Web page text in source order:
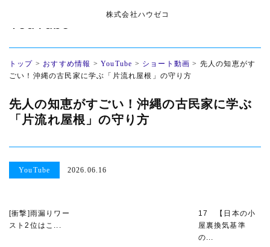
株式会社ハウゼコ
トップ > おすすめ情報 >YouTube > ショート動画 > 先人の知恵がす
ごい！沖縄の古民家に学ぶ「片流れ屋根」の守り方
先人の知恵がすごい！沖縄の古民家に学ぶ
「片流れ屋根」の守り方
YouTube 2026.06.16
[衝撃]雨漏りワー
スト2位はこ...
17 【日本の小
屋裏換気基準
の...